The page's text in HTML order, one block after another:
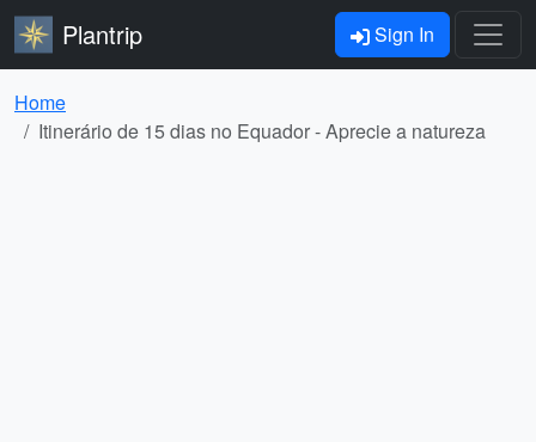
Plantrip Sign In
Home
Itinerário de 15 dias no Equador - Aprecie a natureza